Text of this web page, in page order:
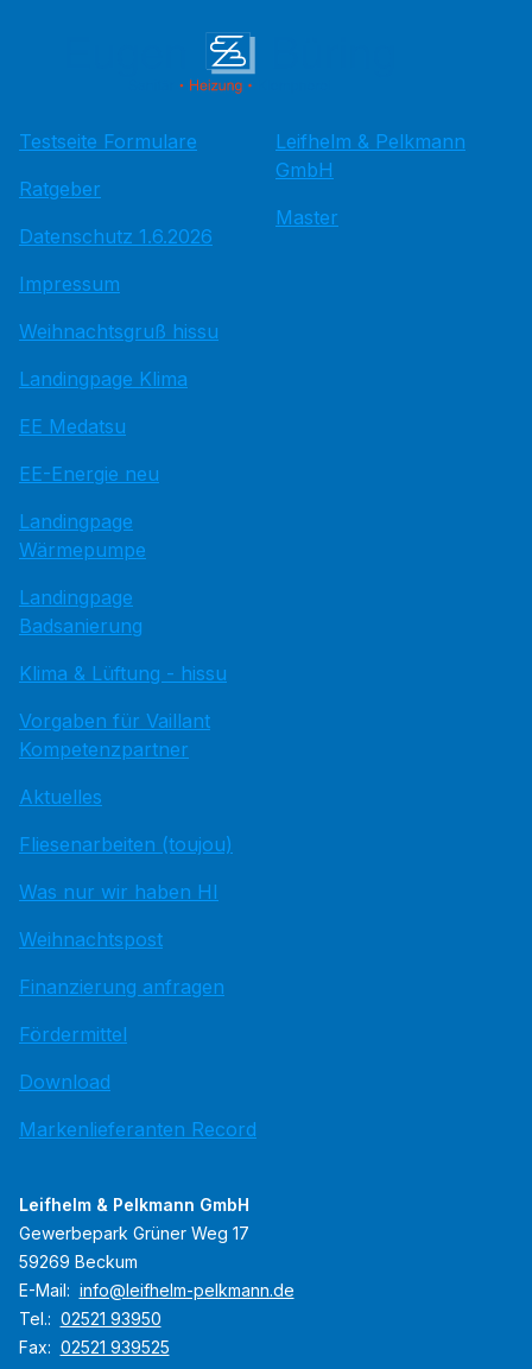
Testseite Formulare
Ratgeber
Datenschutz 1.6.2026
Impressum
Weihnachtsgruß hissu
Landingpage Klima
EE Medatsu
EE-Energie neu
Landingpage
Wärmepumpe
Landingpage
Badsanierung
Klima & Lüftung - hissu
Vorgaben für Vaillant
Kompetenzpartner
Aktuelles
Fliesenarbeiten (toujou)
Was nur wir haben HI
Weihnachtspost
Finanzierung anfragen
Fördermittel
Download
Markenlieferanten Record
Leifhelm & Pelkmann
GmbH
Master
Leifhelm & Pelkmann GmbH
Gewerbepark Grüner Weg 17
59269 Beckum
E-Mail: info@leifhelm-pelkmann.de
Tel.: 02521 93950
Fax: 02521 939525